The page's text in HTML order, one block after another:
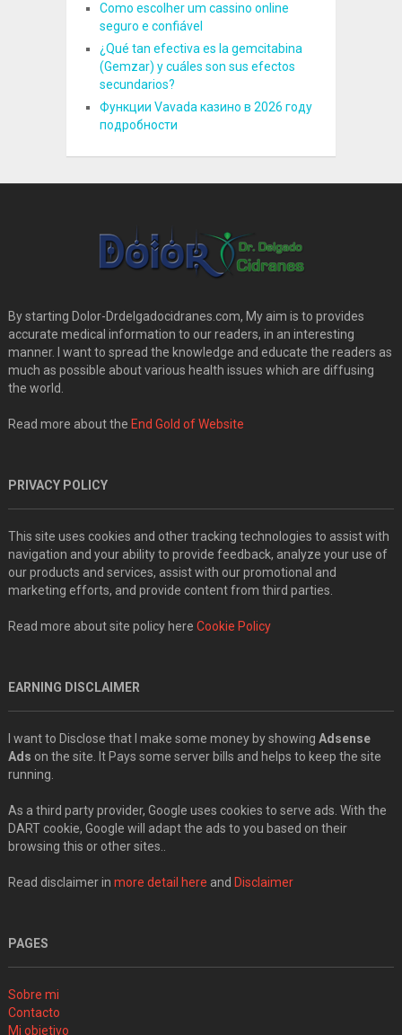
Como escolher um cassino online
seguro e confiável
¿Qué tan efectiva es la gemcitabina
(Gemzar) y cuáles son sus efectos
secundarios?
Функции Vavada казино в 2026 году
подробности
By starting Dolor-Drdelgadocidranes.com, My aim is to provides
accurate medical information to our readers, in an interesting
manner. I want to spread the knowledge and educate the readers as
much as possible about various health issues which are diffusing
the world.
Read more about the End Gold of Website
PRIVACY POLICY
This site uses cookies and other tracking technologies to assist with
navigation and your ability to provide feedback, analyze your use of
our products and services, assist with our promotional and
marketing efforts, and provide content from third parties.
Read more about site policy here Cookie Policy
EARNING DISCLAIMER
I want to Disclose that I make some money by showing Adsense
Ads on the site. It Pays some server bills and helps to keep the site
running.
As a third party provider, Google uses cookies to serve ads. With the
DART cookie, Google will adapt the ads to you based on their
browsing this or other sites..
Read disclaimer in more detail here and Disclaimer
PAGES
Sobre mi
Contacto
Mi objetivo